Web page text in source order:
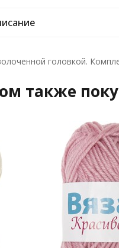
головкой.
также